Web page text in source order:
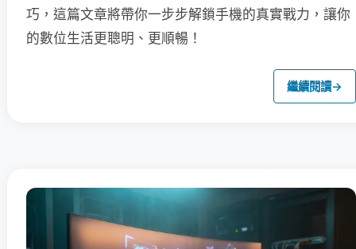
巧，這篇文章將帶你一步步解鎖手機的真實戰力，讓你
的數位生活更聰明、更順暢！
繼續閱讀→